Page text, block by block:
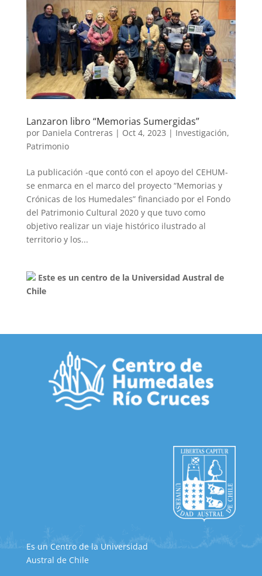
Lanzaron libro “Memorias Sumergidas”
por Daniela Contreras | Oct 4, 2023 | Investigación,
Patrimonio
La publicación -que contó con el apoyo del CEHUM-
se enmarca en el marco del proyecto “Memorias y
Crónicas de los Humedales” financiado por el Fondo
del Patrimonio Cultural 2020 y que tuvo como
objetivo realizar un viaje histórico ilustrado al
territorio y los...
Este es un centro de la Universidad Austral de
Chile
Es un Centro de la Universidad
Austral de Chile